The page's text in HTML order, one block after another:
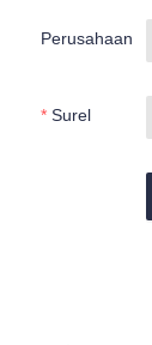
Perusahaan
Surel